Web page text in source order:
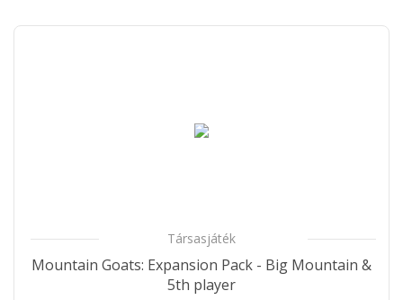
Társasjáték
Mountain Goats: Expansion Pack - Big Mountain &
5th player